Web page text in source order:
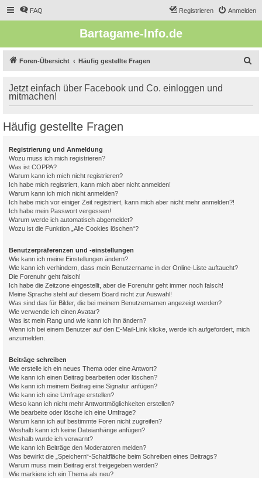
FAQ Anmelden
Registrieren
Bartagame-Info.de
Foren-Übersicht Häufig gestellte Fragen
Jetzt einfach über Facebook und Co. einloggen und
mitmachen!
Häufig gestellte Fragen
Registrierung und Anmeldung
Wozu muss ich mich registrieren?
Was ist COPPA?
Warum kann ich mich nicht registrieren?
Ich habe mich registriert, kann mich aber nicht anmelden!
Warum kann ich mich nicht anmelden?
Ich habe mich vor einiger Zeit registriert, kann mich aber nicht mehr anmelden?!
Ich habe mein Passwort vergessen!
Warum werde ich automatisch abgemeldet?
Wozu ist die Funktion „Alle Cookies löschen“?
Benutzerpräferenzen und -einstellungen
Wie kann ich meine Einstellungen ändern?
Wie kann ich verhindern, dass mein Benutzername in der Online-Liste auftaucht?
Die Forenuhr geht falsch!
Ich habe die Zeitzone eingestellt, aber die Forenuhr geht immer noch falsch!
Meine Sprache steht auf diesem Board nicht zur Auswahl!
Was sind das für Bilder, die bei meinem Benutzernamen angezeigt werden?
Wie verwende ich einen Avatar?
Was ist mein Rang und wie kann ich ihn ändern?
Wenn ich bei einem Benutzer auf den E-Mail-Link klicke, werde ich aufgefordert, mich
anzumelden.
Beiträge schreiben
Wie erstelle ich ein neues Thema oder eine Antwort?
Wie kann ich einen Beitrag bearbeiten oder löschen?
Wie kann ich meinem Beitrag eine Signatur anfügen?
Wie kann ich eine Umfrage erstellen?
Wieso kann ich nicht mehr Antwortmöglichkeiten erstellen?
Wie bearbeite oder lösche ich eine Umfrage?
Warum kann ich auf bestimmte Foren nicht zugreifen?
Weshalb kann ich keine Dateianhänge anfügen?
Weshalb wurde ich verwarnt?
Wie kann ich Beiträge den Moderatoren melden?
Was bewirkt die „Speichern“-Schaltfläche beim Schreiben eines Beitrags?
Warum muss mein Beitrag erst freigegeben werden?
Wie markiere ich ein Thema als neu?